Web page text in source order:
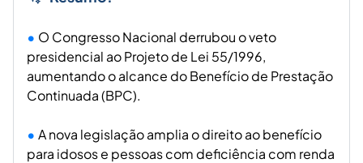
O Congresso Nacional derrubou o veto
presidencial ao Projeto de Lei 55/1996,
aumentando o alcance do Benefício de Prestação
Continuada (BPC).
A nova legislação amplia o direito ao benefício
para idosos e pessoas com deficiência com renda